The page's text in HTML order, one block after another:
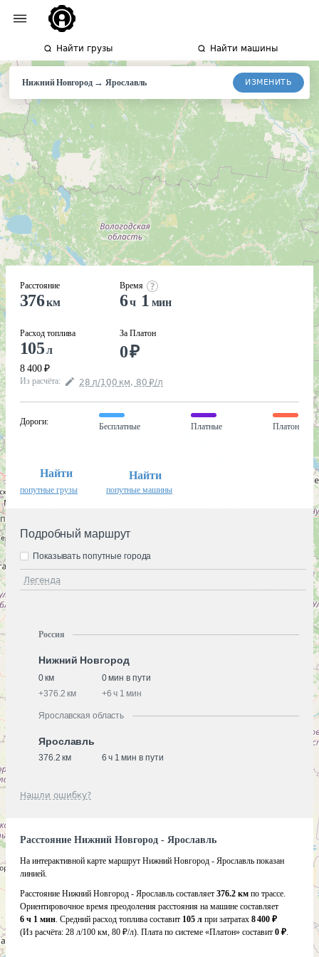
Найти грузы Найти машины
Нижний Новгород→Ярославль ИЗМЕНИТЬ
Расстояние
376км
Расход топлива
105л
8 400 ₽
Время
6ч 1 мин
За Платон
0₽
Из расчёта: 28 л/100 км, 80 ₽/л
Дороги:
Бесплатные Платные Платон
Найти
попутные грузы
Найти
попутные машины
Подробный маршрут
Легенда
Показывать попутные города
Россия
Нижний Новгород
0 км
0 мин в пути
+376.2 км +6 ч 1 мин
Ярославская область
Ярославль
376.2 км 6 ч 1 мин в пути
Нашли ошибку?
Расстояние Нижний Новгород - Ярославль
На интерактивной карте маршрут Нижний Новгород - Ярославль показан
линией.
Расстояние Нижний Новгород - Ярославль составляет 376.2 км по трассе.
Ориентировочное время преодоления расстояния на машине составляет
6 ч 1 мин. Средний расход топлива составит 105 л при затратах 8 400 ₽
(Из расчёта: 28 л/100 км, 80 ₽/л). Плата по системе «Платон» составит 0 ₽.